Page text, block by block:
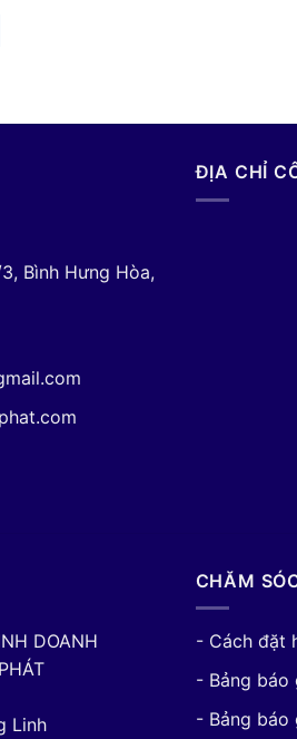
Bình Hưng Hòa,
ĐỊA CHỈ
DOANH
Linh
CHĂM
- Cách đặt
- Bảng báo
- Bảng báo